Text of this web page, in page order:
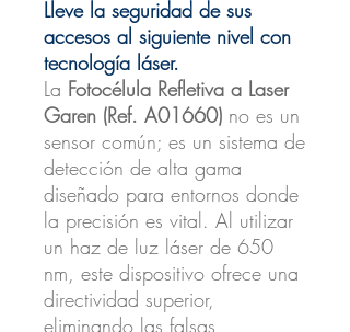
Lleve la seguridad de sus
accesos al siguiente nivel con
tecnología láser.
La Fotocélula Refletiva a Laser
Garen (Ref. A01660) no es un
sensor común; es un sistema de
detección de alta gama
diseñado para entornos donde
la precisión es vital. Al utilizar
un haz de luz láser de 650
nm, este dispositivo ofrece una
directividad superior,
eliminando las falsas